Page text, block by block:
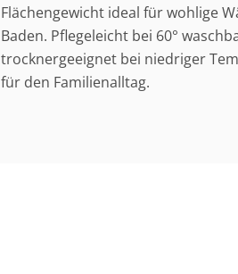
Flächengewicht ideal für wohlige
Baden. Pflegeleicht bei 60°
trocknergeeignet bei niedriger
für den Familienalltag.